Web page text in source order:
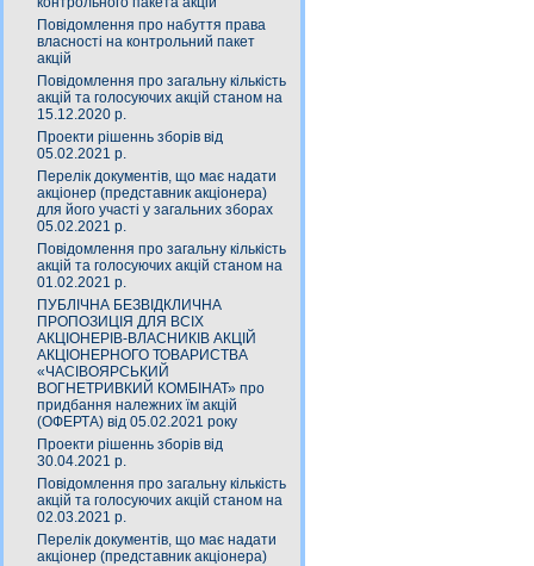
Повідомлення про набуття права
власності на контрольний пакет
акцій
Повідомлення про загальну кількість
акцій та голосуючих акцій станом на
15.12.2020 р.
Проекти рішеннь зборів від
05.02.2021 р.
Перелік документів, що має надати
акціонер (представник акціонера)
для його участі у загальних зборах
05.02.2021 р.
Повідомлення про загальну кількість
акцій та голосуючих акцій станом на
01.02.2021 р.
ПУБЛІЧНА БЕЗВІДКЛИЧНА
ПРОПОЗИЦІЯ ДЛЯ ВСІХ
АКЦІОНЕРІВ-ВЛАСНИКІВ АКЦІЙ
АКЦІОНЕРНОГО ТОВАРИСТВА
«ЧАСIВОЯРСЬКИЙ
ВОГНЕТРИВКИЙ КОМБIНАТ» про
придбання належних їм акцій
(ОФЕРТА) від 05.02.2021 року
Проекти рішеннь зборів від
30.04.2021 р.
Повідомлення про загальну кількість
акцій та голосуючих акцій станом на
02.03.2021 р.
Перелік документів, що має надати
акціонер (представник акціонера)